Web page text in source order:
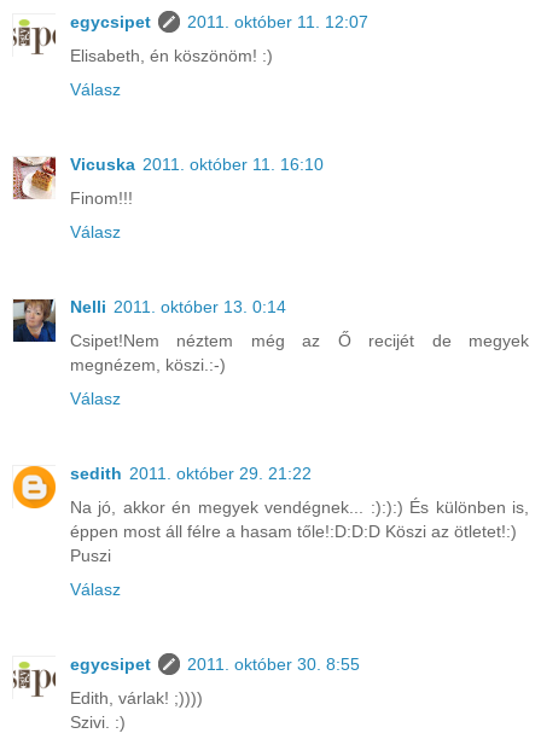
egycsipet
2011. október 11. 12:07
Elisabeth, én köszönöm! :)
Válasz
Vicuska 2011. október 11. 16:10
Finom!!!
Válasz
Nelli 2011. október 13. 0:14
Csipet!Nem néztem még az Ő recijét de megyek
megnézem, köszi.:-)
Válasz
sedith 2011. október 29. 21:22
Na jó, akkor én megyek vendégnek... :):):) És különben is,
éppen most áll félre a hasam tőle!:D:D:D Köszi az ötletet!:)
Puszi
Válasz
egycsipet
2011. október 30. 8:55
Edith, várlak! ;))))
Szivi. :)